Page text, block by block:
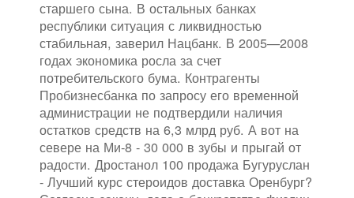
старшего сына. В остальных банках
республики ситуация с ликвидностью
стабильная, заверил Нацбанк. В 2005—2008
годах экономика росла за счет
потребительского бума. Контрагенты
Пробизнесбанка по запросу его временной
администрации не подтвердили наличия
остатков средств на 6,3 млрд руб. А вот на
севере на Ми-8 - 30 000 в зубы и прыгай от
радости. Дростанол 100 продажа Бугуруслан
- Лучший курс стероидов доставка Оренбург?